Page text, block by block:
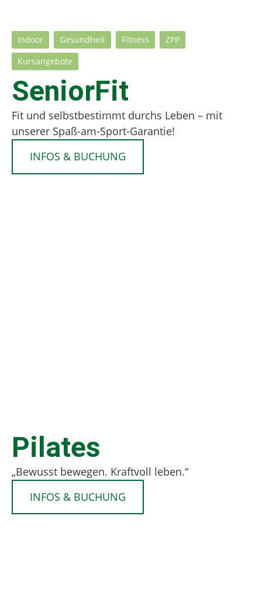
Indoor Gesundheit Fitness ZPP
Kursangebote
SeniorFit
Fit und selbstbestimmt durchs Leben – mit
unserer Spaß-am-Sport-Garantie!
INFOS & BUCHUNG
Pilates
„Bewusst bewegen. Kraftvoll leben.“
INFOS & BUCHUNG